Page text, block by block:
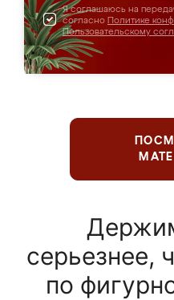
Я соглашаюсь на
согласно Политике
Пользовательскому
серьезнее,
по